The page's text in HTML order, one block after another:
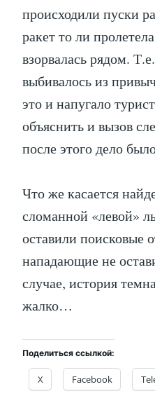
происходили пуски
ракет то ли
взорвалась рядом.
выбивалось из
это и напугало
объяснить и вызов
после этого дело
Что же касается
сломанной «левой»
оставили поисковые
нападающие не
случае, история
жалко…
Поделиться ссылкой:
X Facebook